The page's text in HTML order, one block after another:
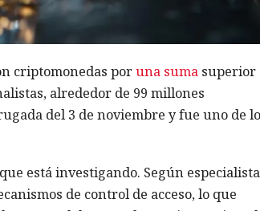
criptomonedas poruna sumasuperior
alrededor de 99 millones
del 3 de noviembre y fue uno de
está investigando. Según
de control de acceso, lo que